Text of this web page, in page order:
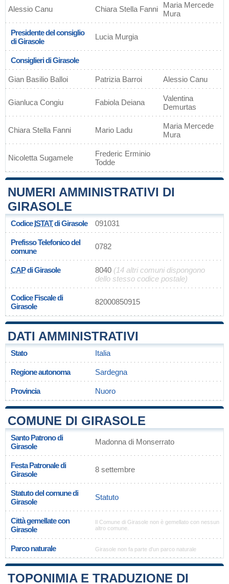
Alessio Canu Chiara Stella Fanni
Maria Mercede
Mura
Presidente del consiglio
di Girasole
Lucia Murgia
Consiglieri di Girasole
Gian Basilio Balloi Patrizia Barroi Alessio Canu
Gianluca Congiu Fabiola Deiana
Valentina
Demurtas
Chiara Stella Fanni Mario Ladu
Maria Mercede
Mura
Nicoletta Sugamele
Frederic Erminio
Todde
NUMERI AMMINISTRATIVI DI
GIRASOLE
CodiceISTATdi Girasole 091031
Prefisso Telefonico del
comune
0782
CAPdi Girasole 8040 (14 altri comuni dispongono
dello stesso codice postale)
Codice Fiscale di
Girasole
82000850915
DATI AMMINISTRATIVI
Stato Italia
Regione autonoma Sardegna
Provincia Nuoro
COMUNE DI GIRASOLE
Santo Patrono di
Girasole
Madonna di Monserrato
Festa Patronale di
Girasole
8 settembre
Statuto del comune di
Girasole
Statuto
Città gemellate con
Girasole
Il Comune di Girasole non è gemellato con nessun
altro comune.
Parco naturale Girasole non fa parte d'un parco naturale
TOPONIMIA E TRADUZIONE DI